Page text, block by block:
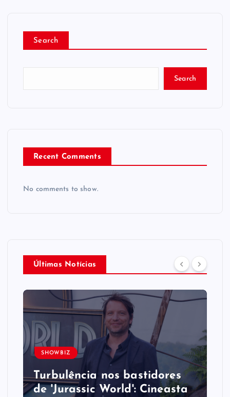
Search
Search
Recent Comments
No comments to show.
Últimas Notícias
SHOWBIZ
Turbulência nos bastidores
de 'Jurassic World': Cineasta